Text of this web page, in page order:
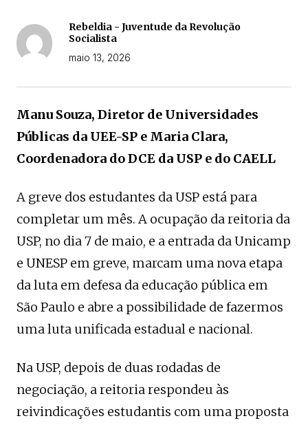
Rebeldia - Juventude da Revolução
Socialista
maio 13, 2026
Manu Souza, Diretor de Universidades
Públicas da UEE-SP e Maria Clara,
Coordenadora do DCE da USP e do CAELL
A greve dos estudantes da USP está para
completar um mês. A ocupação da reitoria da
USP, no dia 7 de maio, e a entrada da Unicamp
e UNESP em greve, marcam uma nova etapa
da luta em defesa da educação pública em
São Paulo e abre a possibilidade de fazermos
uma luta unificada estadual e nacional.
Na USP, depois de duas rodadas de
negociação, a reitoria respondeu às
reivindicações estudantis com uma proposta